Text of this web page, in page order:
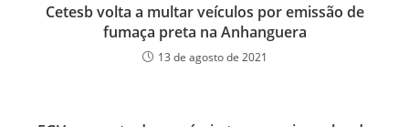
Cetesb volta a multar veículos por emissão de
fumaça preta na Anhanguera
13 de agosto de 2021